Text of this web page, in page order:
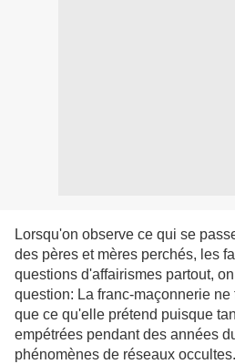
Lorsqu'on observe ce qui se
des pères et mères perchés, les
questions d'affairismes partout,
question: La franc-maçonnerie
que ce qu'elle prétend puisque
empétrées pendant des années
phénomènes de réseaux occultes.